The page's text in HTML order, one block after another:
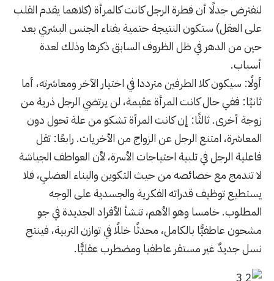
لنفترض جدلًا أن فطرة الرجل كانت كالمرأة (كلاهما يقدم القلب
على العقل) ستكون النتيجة حتمية بفناء الجنس البشري بعد
حين من الدهر في ظل الظروف السابق ذكرها وذلك لعدة
أسباب.
أولًا: سيكون كلا الطرفين مترددا في اختيار الآخر ومعاشرته، أما
ثانيًا: ففي حال كانت المرأة عقيمة، لن يرتضي الرجل ذرية من
زوجة أخرى. ثالثًا: إن كانت المرأة تشكو من علة تحول دون
المعاشرة، امتنع الرجل عن الزواج من الأخريات. رابعًا: تقل
فاعلية الرجل في تلبية احتياجات الأسرة، لأن العواطف الجياشة
لا تندمج مع خصائصه من حيث التكوين والبناء العضلي، فلا
يستطيع توظيف قدراته الفكرية والجسدية على الوجه
المطلوب. خامسا وهو الأهم، تنشأ الأفراد الجديدة في جو
مشحون عاطفيًّا بالكامل، محدثًا خللًا في توازن التربية، فينتج
نسل جديدٌ غير مستقر عاطفيا ومضطرب عقليًّا.